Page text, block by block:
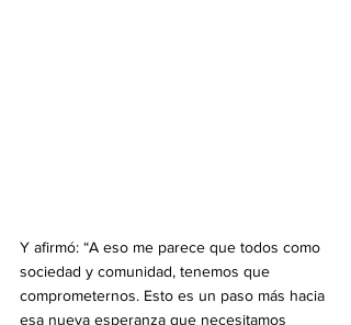
Y afirmó: “A eso me parece que todos como
sociedad y comunidad, tenemos que
comprometernos. Esto es un paso más hacia
esa nueva esperanza que necesitamos